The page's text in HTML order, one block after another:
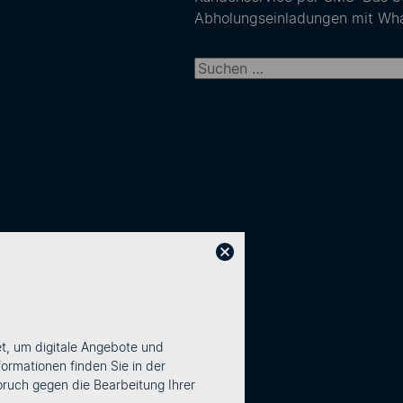
Abholungseinladungen mit
Suchen nach:
um digitale Angebote und
finden Sie in der
gegen die Bearbeitung Ihrer